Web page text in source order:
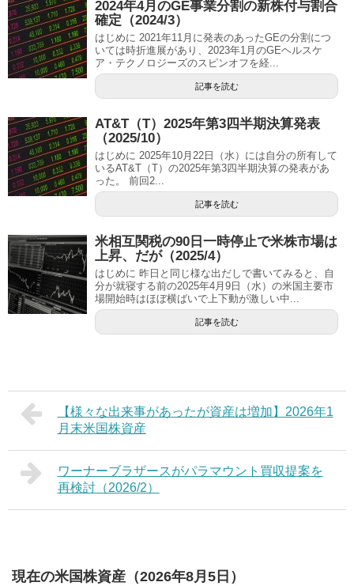
2024年4月のGE事業分割の新株付与割合
確定（2024/3）
はじめに 2021年11月に発表のあったGEの分割につ
いては時折進展があり、2023年1月のGEヘルスケ
ア・テクノロジーズのスピンオフを経...
記事を読む
AT&T（T）2025年第3四半期決算発表
（2025/10）
はじめに 2025年10月22日（水）には自分の所有して
いるAT&T（T）の2025年第3四半期決算の発表があ
った。 前回2...
記事を読む
米相互関税の90日一時停止で米株市場は
上昇、だが（2025/4）
はじめに 昨日と同じ様な出だしで書いてみると、自
分が就寝する前の2025年4月9日（水）の米国主要市
場開始時はほぼ横ばいで上下動が激しい中...
記事を読む
【様々な出来事があったが資産は増加】2026年1
月末米国株資産
ワーナーブラザースがパラマウント買収提案を
再検討（2026/2）
現在の米国株資産（2026年8月5日）